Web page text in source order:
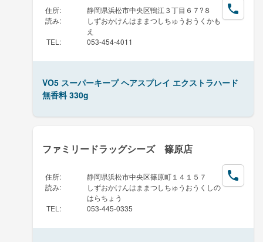
住所:
静岡県浜松市中央区鴨江３丁目６７?８
読み:
しずおかけんはままつしちゅうおうくかも
え
TEL : 053-454-4011
VO5 スーパーキープ ヘアスプレイ エクストラハード
無香料 330g
ファミリードラッグシーズ 篠原店
住所:
静岡県浜松市中央区篠原町１４１５７
読み:
しずおかけんはままつしちゅうおうくしの
はらちょう
TEL : 053-445-0335